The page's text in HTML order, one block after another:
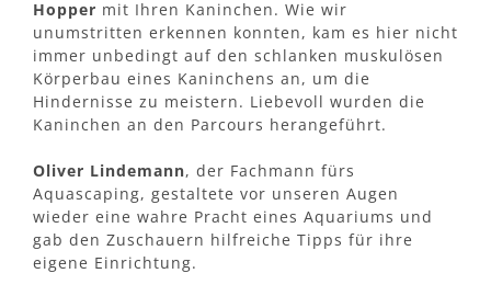
Hopper mit Ihren Kaninchen. Wie wir
unumstritten erkennen konnten, kam es hier nicht
immer unbedingt auf den schlanken muskulösen
Körperbau eines Kaninchens an, um die
Hindernisse zu meistern. Liebevoll wurden die
Kaninchen an den Parcours herangeführt.
Oliver Lindemann, der Fachmann fürs
Aquascaping, gestaltete vor unseren Augen
wieder eine wahre Pracht eines Aquariums und
gab den Zuschauern hilfreiche Tipps für ihre
eigene Einrichtung.